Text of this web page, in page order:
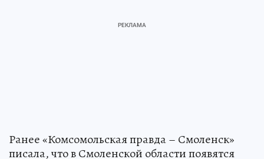
Ранее «Комсомольская правда – Смоленск»
писала, что в Смоленской области появятся